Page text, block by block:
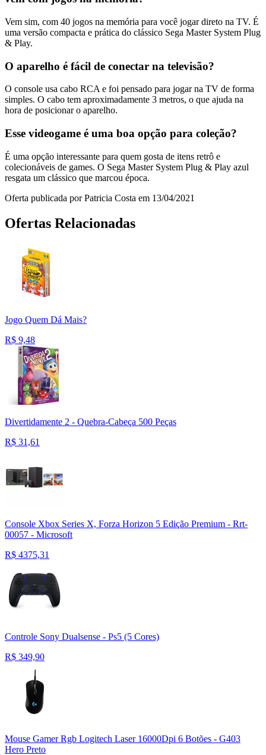
Vem sim, com 40 jogos na memória para você jogar direto na TV. É
uma versão compacta e prática do clássico Sega Master System Plug
& Play.
O aparelho é fácil de conectar na televisão?
O console usa cabo RCA e foi pensado para jogar na TV de forma
simples. O cabo tem aproximadamente 3 metros, o que ajuda na
hora de posicionar o aparelho.
Esse videogame é uma boa opção para coleção?
É uma opção interessante para quem gosta de itens retrô e
colecionáveis de games. O Sega Master System Plug & Play azul
resgata um clássico que marcou época.
Oferta publicada por Patricia Costa em 13/04/2021
Ofertas Relacionadas
Jogo Quem Dá Mais?
R$ 9,48
Divertidamente 2 - Quebra-Cabeça 500 Peças
R$ 31,61
Console Xbox Series X, Forza Horizon 5 Edição Premium - Rrt-
00057 - Microsoft
R$ 4375,31
Controle Sony Dualsense - Ps5 (5 Cores)
R$ 349,90
Mouse Gamer Rgb Logitech Laser 16000Dpi 6 Botões - G403
Hero Preto